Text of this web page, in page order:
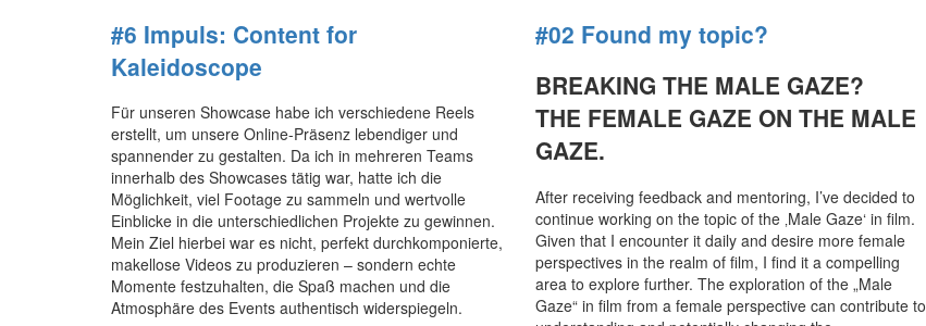
#6 Impuls: Content for
Kaleidoscope
Für unseren Showcase habe ich verschiedene Reels
erstellt, um unsere Online-Präsenz lebendiger und
spannender zu gestalten. Da ich in mehreren Teams
innerhalb des Showcases tätig war, hatte ich die
Möglichkeit, viel Footage zu sammeln und wertvolle
Einblicke in die unterschiedlichen Projekte zu gewinnen.
Mein Ziel hierbei war es nicht, perfekt durchkomponierte,
makellose Videos zu produzieren – sondern echte
Momente festzuhalten, die Spaß machen und die
Atmosphäre des Events authentisch widerspiegeln.
#02 Found my topic?
BREAKING THE MALE GAZE?
THE FEMALE GAZE ON THE MALE
GAZE.
After receiving feedback and mentoring, I’ve decided to
continue working on the topic of the ‚Male Gaze‘ in film.
Given that I encounter it daily and desire more female
perspectives in the realm of film, I find it a compelling
area to explore further. The exploration of the „Male
Gaze“ in film from a female perspective can contribute to